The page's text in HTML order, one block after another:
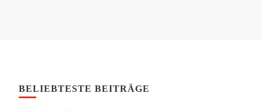
BELIEBTESTE BEITRÄGE